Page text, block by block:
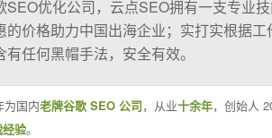
优化公司，云点SEO拥有一支专业
价格助力中国出海企业；实打实根据
任何黑帽手法，安全有效。
为国内老牌谷歌 SEO 公司，从业十余年，创始人
验。